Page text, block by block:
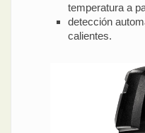
temperatura a
detección
calientes.